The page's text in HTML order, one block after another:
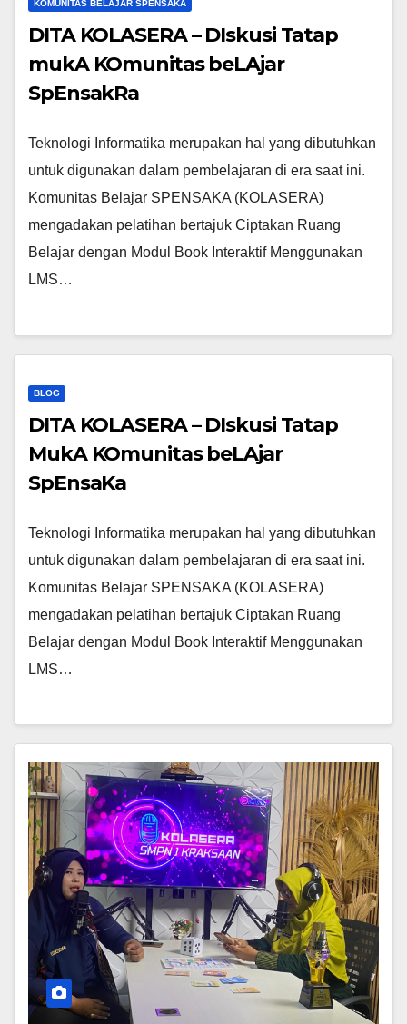
KOMUNITAS BELAJAR SPENSAKA
DITA KOLASERA – DIskusi Tatap
mukA KOmunitas beLAjar
SpEnsakRa
Teknologi Informatika merupakan hal yang dibutuhkan
untuk digunakan dalam pembelajaran di era saat ini.
Komunitas Belajar SPENSAKA (KOLASERA)
mengadakan pelatihan bertajuk Ciptakan Ruang
Belajar dengan Modul Book Interaktif Menggunakan
LMS…
BLOG
DITA KOLASERA – DIskusi Tatap
MukA KOmunitas beLAjar
SpEnsaKa
Teknologi Informatika merupakan hal yang dibutuhkan
untuk digunakan dalam pembelajaran di era saat ini.
Komunitas Belajar SPENSAKA (KOLASERA)
mengadakan pelatihan bertajuk Ciptakan Ruang
Belajar dengan Modul Book Interaktif Menggunakan
LMS…